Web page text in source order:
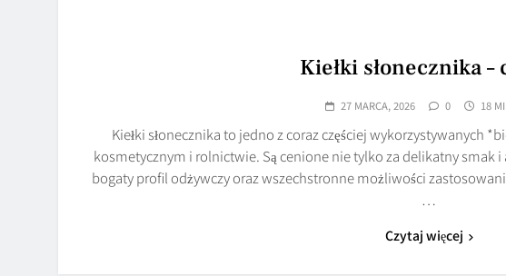
Kiełki słonecznika –
27 MARCA, 2026 0 18
Kiełki słonecznika to jedno z coraz częściej wykorzystywanych
kosmetycznym i rolnictwie. Są cenione nie tylko za delikatny smak
bogaty profil odżywczy oraz wszechstronne możliwości
…
Czytaj więcej